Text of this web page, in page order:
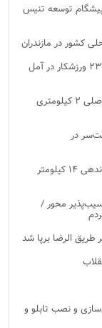
توسعه تنیس
رقابت‌های کشتی آزاد پیشکسوتان کشور با حضور ۲۳۰ ورزشکار در آمل
پایان پروژه نیمه‌تمام ۱۵ ساله پارک و تکمیل جاده اصلی ۲ کیلومتری
بخش دشت‌سر در
چالوس آماده جهشی تازه در مسیر توسعه/ از ساماندهی ۱۴ کیلومتر
محور /
و نصب تابلو و